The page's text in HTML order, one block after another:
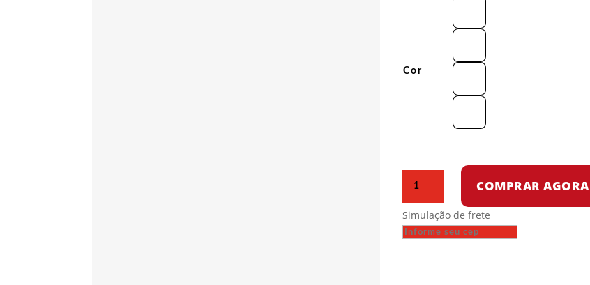
Cor
Lenin
quantidade
COMPRAR AGORA
Simulação de frete